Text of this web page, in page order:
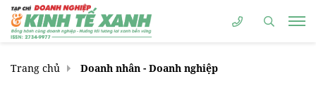
Trang chủ Doanh nhân - Doanh nghiệp